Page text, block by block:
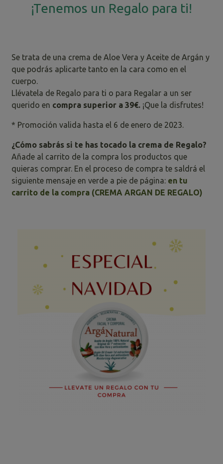
¡Tenemos un Regalo para ti!
Se trata de una crema de Aloe Vera y Aceite de Argán y
que podrás aplicarte tanto en la cara como en el
cuerpo.
Llévatela de Regalo para ti o para Regalar a un ser
querido en compra superior a 39€. ¡Que la disfrutes!
* Promoción valida hasta el 6 de enero de 2023.
¿Cómo sabrás si te has tocado la crema de Regalo?
Añade al carrito de la compra los productos que
quieras comprar. En el proceso de compra te saldrá el
siguiente mensaje en verde a pie de página: en tu
carrito de la compra (CREMA ARGAN DE REGALO)